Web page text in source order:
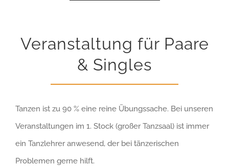
Veranstaltung für Paare
& Singles
Tanzen ist zu 90 % eine reine Übungssache. Bei unseren
Veranstaltungen im 1. Stock (großer Tanzsaal) ist immer
ein Tanzlehrer anwesend, der bei tänzerischen
Problemen gerne hilft.